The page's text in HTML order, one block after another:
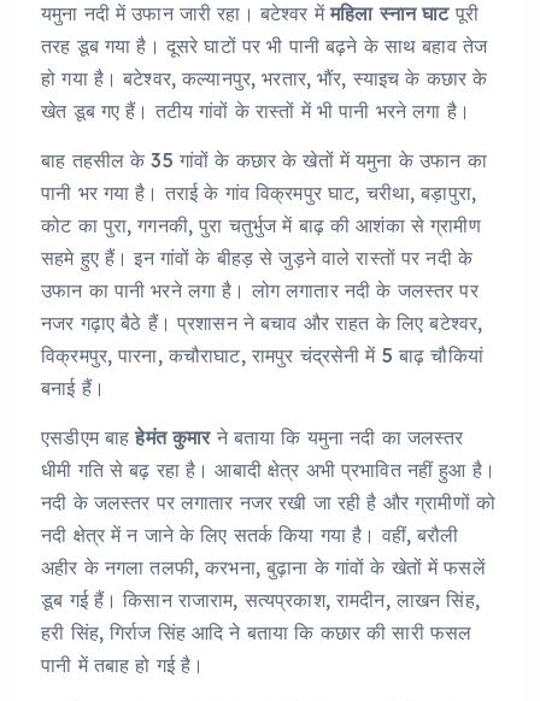
यमुना नदी में उफान जारी रहा। बटेश्वर मेंमहिला स्नान घाटपूरी
तरह डूब गया है। दूसरे घाटों पर भी पानी बढ़ने के साथ बहाव तेज
हो गया है। बटेश्वर, कल्यानपुर, भरतार, भौंर, स्याइच के कछार के
खेत डूब गए हैं। तटीय गांवों के रास्तों में भी पानी भरने लगा है।
बाह तहसील के 35 गांवों के कछार के खेतों में यमुना के उफान का
पानी भर गया है। तराई के गांव विक्रमपुर घाट, चरीथा, बड़ापुरा,
कोट का पुरा, गगनकी, पुरा चतुर्भुज में बाढ़ की आशंका से ग्रामीण
सहमे हुए हैं। इन गांवों के बीहड़ से जुड़ने वाले रास्तों पर नदी के
उफान का पानी भरने लगा है। लोग लगातार नदी के जलस्तर पर
नजर गढ़ाए बैठे हैं। प्रशासन ने बचाव और राहत के लिए बटेश्वर,
विक्रमपुर, पारना, कचौराघाट, रामपुर चंद्रसेनी में 5 बाढ़ चौकियां
बनाई हैं।
एसडीएम बाहहेमंत कुमारने बताया कि यमुना नदी का जलस्तर
धीमी गति से बढ़ रहा है। आबादी क्षेत्र अभी प्रभावित नहीं हुआ है।
नदी के जलस्तर पर लगातार नजर रखी जा रही है और ग्रामीणों को
नदी क्षेत्र में न जाने के लिए सतर्क किया गया है। वहीं, बरौली
अहीर के नगला तलफी, करभना, बुढ़ाना के गांवों के खेतों में फसलें
डूब गई हैं। किसान राजाराम, सत्यप्रकाश, रामदीन, लाखन सिंह,
हरी सिंह, गिर्राज सिंह आदि ने बताया कि कछार की सारी फसल
पानी में तबाह हो गई है।